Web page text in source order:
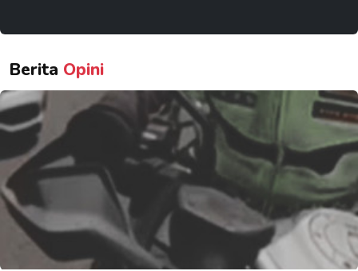
Berita Opini